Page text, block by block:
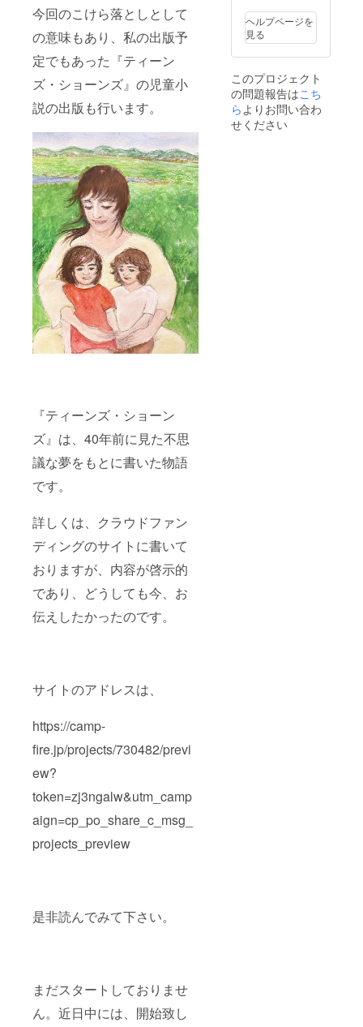
今回のこけら落としとして
の意味もあり、私の出版予
定でもあった『ティーン
ズ・ショーンズ』の児童小
説の出版も行います。
『ティーンズ・ショーン
ズ』は、40年前に見た不思
議な夢をもとに書いた物語
です。
詳しくは、クラウドファン
ディングのサイトに書いて
おりますが、内容が啓示的
であり、どうしても今、お
伝えしたかったのです。
サイトのアドレスは、
https://camp-
fire.jp/projects/730482/previ
ew?
token=zj3ngalw&utm_camp
aign=cp_po_share_c_msg_
projects_preview
是非読んでみて下さい。
まだスタートしておりませ
ん。近日中には、開始致し
の開
き）】
×1袋(２
～３匹
【対馬
の一夜
干し
（カマ
スの開
い ・
チョコ
浪漫 ・
ヤーコ
・カス
タード
なっつ
（通販
だけで
ヘルプページを
見る
このプロジェクト
の問題報告はこち
らよりお問い合わ
せください